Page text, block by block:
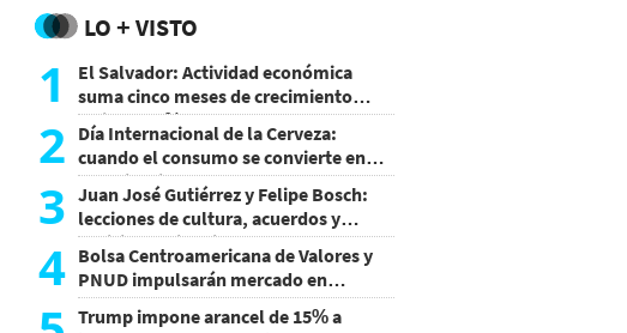
LO + VISTO
1
El Salvador: Actividad económica
suma cinco meses de crecimiento
arriba de 4%
2 Día Internacional de la Cerveza:
cuando el consumo se convierte en
experiencia
3 Juan José Gutiérrez y Felipe Bosch:
lecciones de cultura, acuerdos y
decisiones sin miedo
4 Bolsa Centroamericana de Valores y
PNUD impulsarán mercado en
Honduras
Trump impone arancel de 15% a